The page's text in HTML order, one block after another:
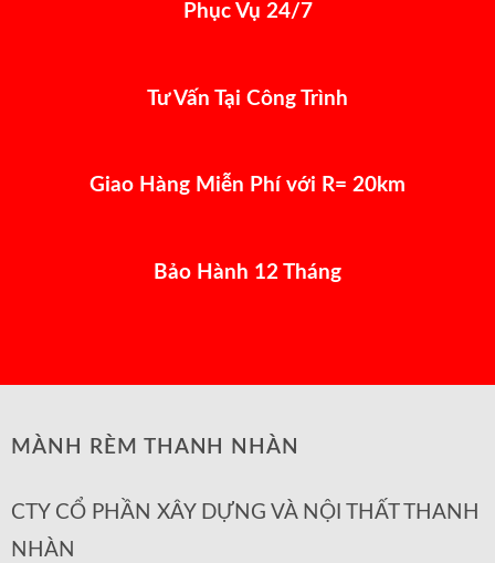
Phục Vụ 24/7
Tư Vấn Tại Công Trình
Giao Hàng Miễn Phí với R= 20km
Bảo Hành 12 Tháng
MÀNH RÈM THANH NHÀN
CTY CỔ PHẦN XÂY DỰNG VÀ NỘI THẤT THANH
NHÀN